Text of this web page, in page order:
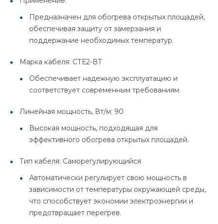
Предназначен для обогрева открытых площадей,
обеспечивая защиту от замерзания и
поддержание необходимых температур.
Марка кабеля: СТЕ2-ВТ
Обеспечивает надежную эксплуатацию и
соответствует современным требованиям.
Линейная мощность, Вт/м: 90
Высокая мощность, подходящая для
эффективного обогрева открытых площадей.
Тип кабеля: Саморегулирующийся
Автоматически регулирует свою мощность в
зависимости от температуры окружающей среды,
что способствует экономии электроэнергии и
предотвращает перегрев.